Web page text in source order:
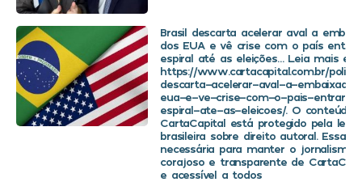
Brasil descarta acelerar aval a
dos EUA e vê crise com o país
espiral até as eleições… Leia mais em
https://www.cartacapital.com.br/
descarta-acelerar-aval-a-
eua-e-ve-crise-com-o-pais-entrar-
espiral-ate-as-eleicoes/. O conteúdo
CartaCapital está protegido pela
brasileira sobre direito autoral. Essa
necessária para manter o jornalismo
corajoso e transparente de
e acessível a todos